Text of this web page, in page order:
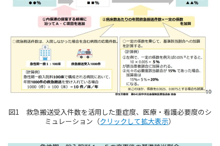
図1 救急搬送受入件数を活用した重症度、医療・看護必要度のシ
ミュレーション（クリックして拡大表示）